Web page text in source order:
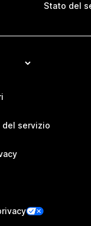
Stato del
del servizio